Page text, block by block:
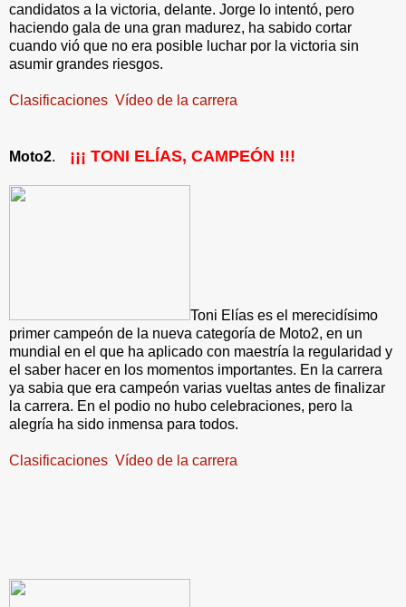
candidatos a la victoria, delante. Jorge lo intentó, pero
haciendo gala de una gran madurez, ha sabido cortar
cuando vió que no era posible luchar por la victoria sin
asumir grandes riesgos.
Clasificaciones Vídeo de la carrera
Moto2. ¡¡¡ TONI ELÍAS, CAMPEÓN !!!
Toni Elías es el merecidísimo
primer campeón de la nueva categoría de Moto2, en un
mundial en el que ha aplicado con maestría la regularidad y
el saber hacer en los momentos importantes. En la carrera
ya sabia que era campeón varias vueltas antes de finalizar
la carrera. En el podio no hubo celebraciones, pero la
alegría ha sido inmensa para todos.
Clasificaciones Vídeo de la carrera